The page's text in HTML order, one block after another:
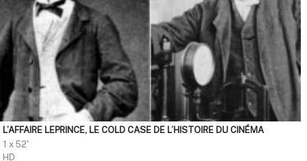
L’AFFAIRE LEPRINCE, LE COLD CASE DE L’HISTOIRE DU CINÉMA
1 x 52'
HD